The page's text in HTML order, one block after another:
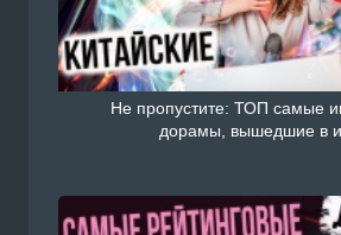
Не пропустите: ТОП самые
дорамы, вышедшие в